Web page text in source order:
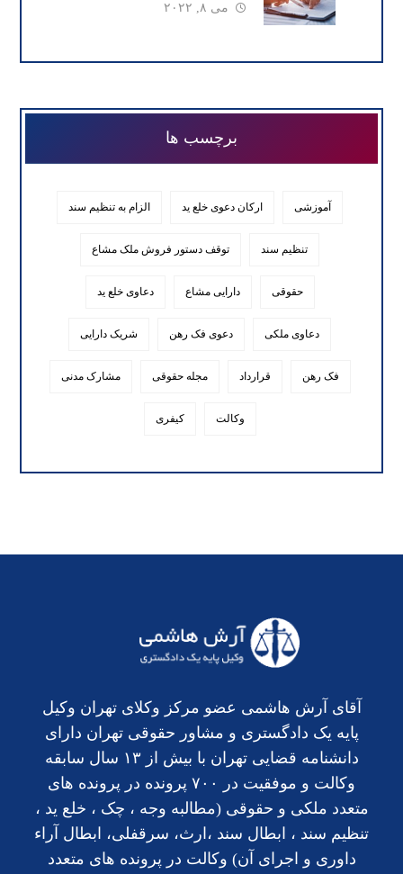
می ۸, ۲۰۲۲
برچسب ها
آموزشی ارکان دعوی خلع ید الزام به تنظیم سند
تنظیم سند توقف دستور فروش ملک مشاع
حقوقی دارایی مشاع دعاوی خلع ید
دعاوی ملکی دعوی فک رهن شریک دارایی
فک رهن قرارداد مجله حقوقی مشارک مدنی
وکالت کیفری
آقای آرش هاشمی عضو مرکز وکلای تهران وکیل
پایه یک دادگستری و مشاور حقوقی تهران دارای
دانشنامه قضایی تهران با بیش از ۱۳ سال سابقه
وکالت و موفقیت در ۷۰۰ پرونده در پرونده های
متعدد ملکی و حقوقی (مطالبه وجه ، چک ، خلع ید ،
تنظیم سند ، ابطال سند ،ارث، سرقفلی، ابطال آراء
داوری و اجرای آن) وکالت در پرونده های متعدد